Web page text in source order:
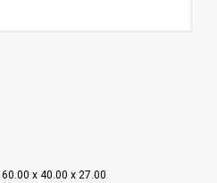
60.00 x 40.00 x 27.00